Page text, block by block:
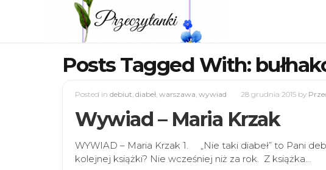
Posts Tagged With:
Posted in debiut, diabeł, warszawa, wywiad 28 grudnia 2015 by
Wywiad – Maria Krzak
WYWIAD – Maria Krzak 1. „Nie taki diabeł” to Pani
kolejnej książki? Nie wcześniej niż za rok. Z książka…